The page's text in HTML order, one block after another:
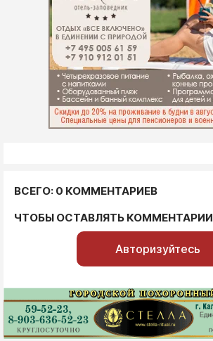
ВСЕГО: 0 КОММЕНТАРИЕВ
ЧТОБЫ ОСТАВЛЯТЬ КОММЕНТАРИИ
Авторизуйтесь